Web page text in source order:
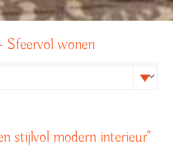
Sfeervol wonen
stijlvol modern interieur"